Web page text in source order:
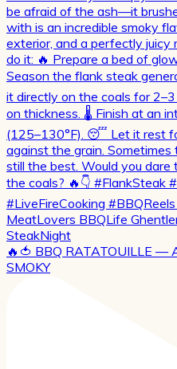
🔥🍅 BBQ RATATOUILLE —
SMOKY